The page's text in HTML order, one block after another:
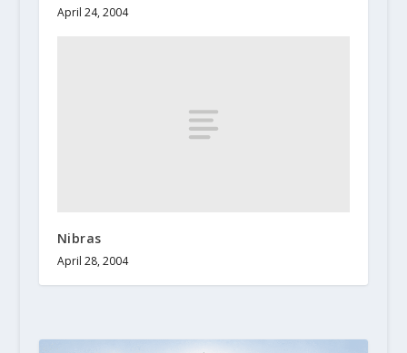
April 24, 2004
Nibras
April 28, 2004